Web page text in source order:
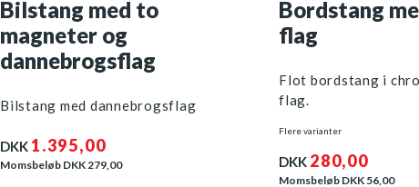
Bilstang med to
magneter og
dannebrogsflag
Bilstang med dannebrogsflag
DKK 1.395,00
Momsbeløb DKK279,00
Bordstang
flag
Flot bordstang i
flag.
Flere varianter
DKK 280,00
Momsbeløb DKK 56,00